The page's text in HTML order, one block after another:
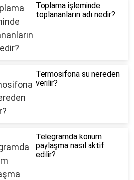
Toplama işleminde
toplananların adı nedir?
Termosifona su nereden
verilir?
Telegramda konum
paylaşma nasıl aktif
edilir?